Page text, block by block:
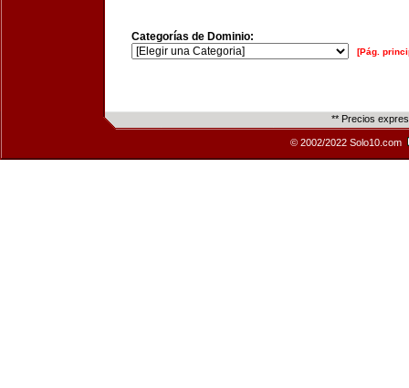
Categorías de Dominio:
[Pág.
** Precios
© 2002/2022 Solo10.com